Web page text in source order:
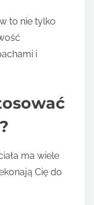
to nie tylko
i
ma wiele
Cię do